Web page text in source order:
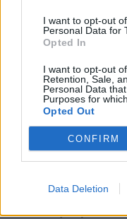
I want to opt-out
Personal Data for
Opted In
I want to opt-out
Retention, Sale,
Personal Data
Purposes for
Opted Out
CONFIRM
Data Deletion
jihovýchodní
Příbram
Předchozí článek